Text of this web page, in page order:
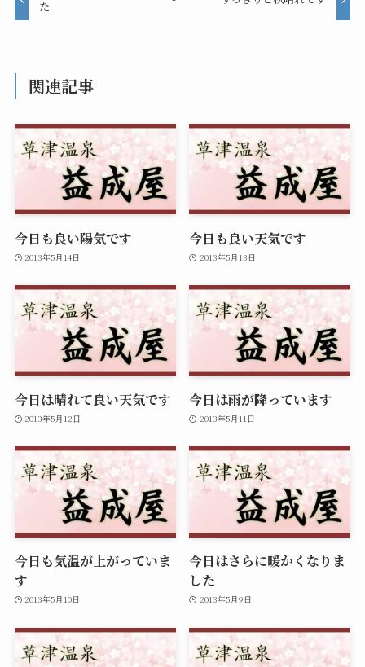
た
関連記事
今日も良い陽気です
2013年5月14日
今日も良い天気です
2013年5月13日
今日は晴れて良い天気です
2013年5月12日
今日は雨が降っています
2013年5月11日
今日も気温が上がっていま
す
2013年5月10日
今日はさらに暖かくなりま
した
2013年5月9日